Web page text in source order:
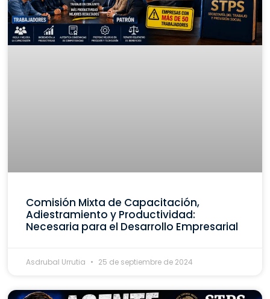
Comisión Mixta de Capacitación,
Adiestramiento y Productividad:
Necesaria para el Desarrollo Empresarial
Asdrubal Urrutia 25 de septiembre de 2024